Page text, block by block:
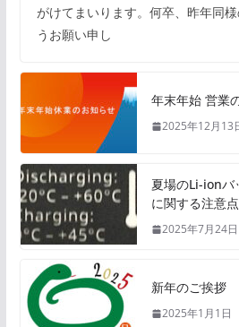
がけてまいります。何卒、昨年同
うお願い申し
年末年始 営業
2025年12月13
夏場のLi-ionバ
に関する注意点
2025年7月24日
新年のご挨拶
2025年1月1日